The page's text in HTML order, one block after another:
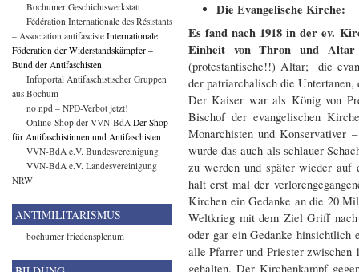
Die Evangelische Kirche:
Es fand nach 1918 in der ev.
Einheit von Thron und
(protestantische!!) Altar; die
der patriarchalisch die
Der Kaiser war als König von
Bischof der evangelischen
Monarchisten und Konservativer
wurde das auch als schlauer
zu werden und später wieder
halt erst mal der
Kirchen ein Gedanke an die 20
Weltkrieg mit dem Ziel Griff nach
oder gar ein Gedanke hinsichtlich
alle Pfarrer und Priester zwischen
gehalten. Der Kirchenkampf
Bochumer Geschichtswerkstatt
Fédération Internationale des Résistants
– Association antifasciste Internationale
Föderation der Widerstandskämpfer –
Bund der Antifaschisten
Infoportal Antifaschistischer Gruppen
aus Bochum
no npd – NPD-Verbot jetzt!
Online-Shop der VVN-BdA Der Shop
für Antifaschistinnen und Antifaschisten
VVN-BdA e.V. Bundesvereinigung
VVN-BdA e.V. Landesvereinigung
NRW
ANTIMILITARISMUS
bochumer friedensplenum